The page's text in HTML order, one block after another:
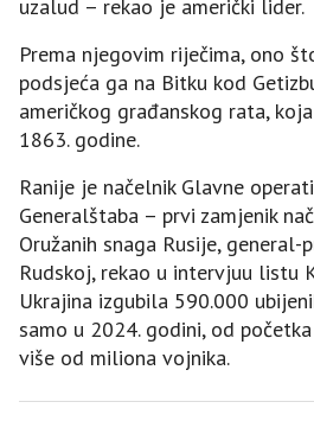
uzalud – rekao je američki lider.
Prema njegovim riječima, ono
podsjeća ga na Bitku kod
američkog građanskog rata,
1863. godine.
Ranije je načelnik Glavne
Generalštaba – prvi zamjenik
Oružanih snaga Rusije, general-
Rudskoj, rekao u intervjuu listu
Ukrajina izgubila 590.000
samo u 2024. godini, od
više od miliona vojnika.